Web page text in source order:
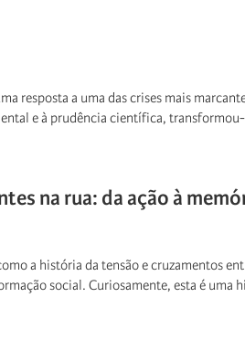
resposta a uma das crises mais
e à prudência científica,
na rua: da ação à
a história da tensão e cruzamentos
social. Curiosamente, esta é uma